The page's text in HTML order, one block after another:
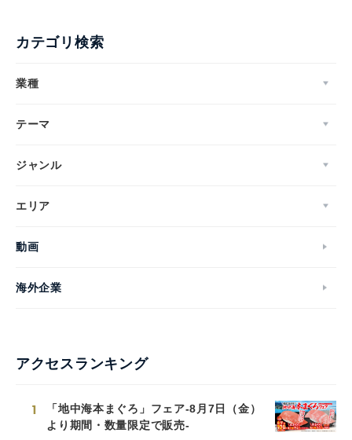
カテゴリ検索
業種
テーマ
ジャンル
エリア
動画
海外企業
アクセスランキング
1
「地中海本まぐろ」フェア-8月7日（金）
より期間・数量限定で販売-